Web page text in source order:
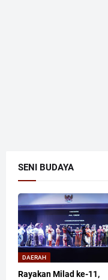
SENI BUDAYA
DAERAH
Rayakan Milad ke-11,